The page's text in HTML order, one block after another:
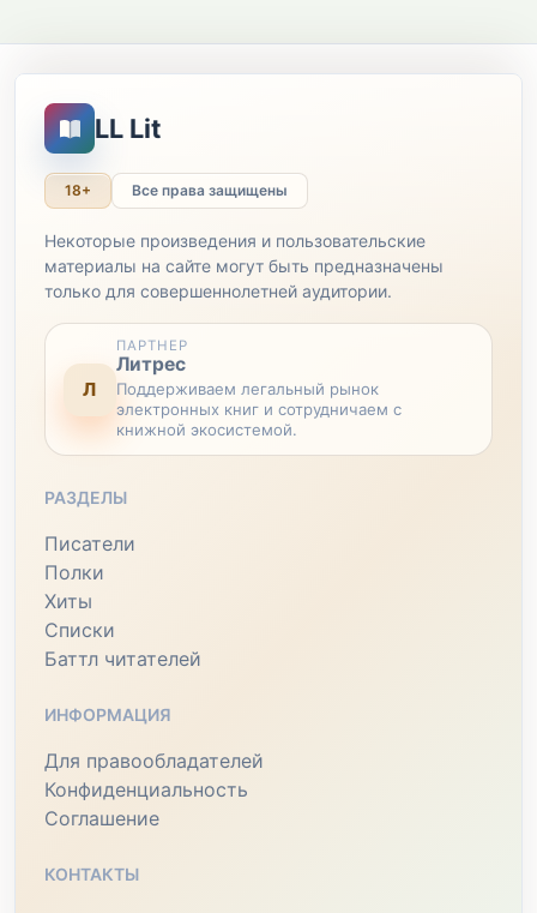
LL Lit
18+ Все права защищены
Некоторые произведения и пользовательские
материалы на сайте могут быть предназначены
только для совершеннолетней аудитории.
Л
ПАРТНЕР
Литрес
Поддерживаем легальный рынок
электронных книг и сотрудничаем с
книжной экосистемой.
РАЗДЕЛЫ
Писатели
Полки
Хиты
Списки
Баттл читателей
ИНФОРМАЦИЯ
Для правообладателей
Конфиденциальность
Соглашение
КОНТАКТЫ